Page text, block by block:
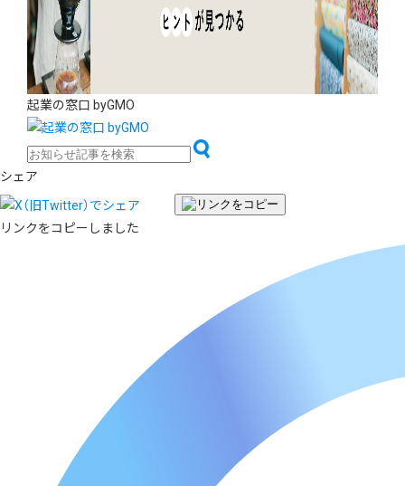
起業の窓口 byGMO
シェア
リンクをコピーしました